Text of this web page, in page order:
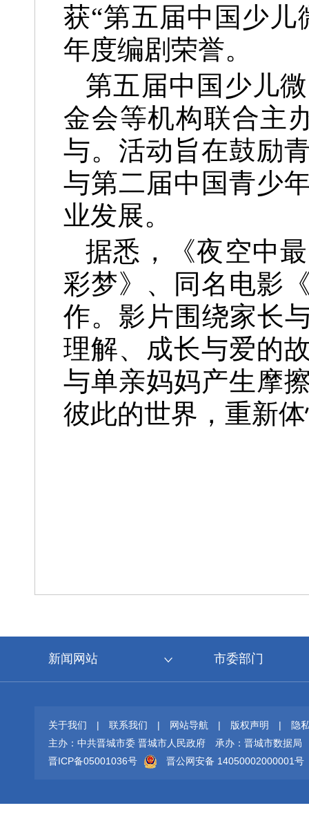
获“第五届中国少
年度编剧荣誉。
第五届中国少儿
金会等机构联合主
与。活动旨在鼓励
与第二届中国青少
业发展。
据悉，《夜空中
彩梦》、同名电影
作。影片围绕家长
理解、成长与爱的
与单亲妈妈产生摩
彼此的世界，重新
新闻网站 市委部门
关于我们 | 联系我们 | 网站导航 | 版权声明 |
隐
主办：中共晋城市委 晋城市人民政府
承办：晋城市数据局
晋ICP备05001036号
晋公网安备 14050002000001号